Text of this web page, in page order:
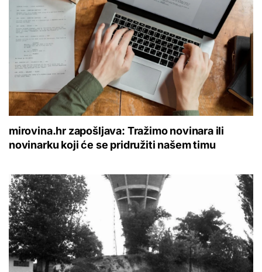
mirovina.hr zapošljava: Tražimo novinara ili
novinarku koji će se pridružiti našem timu